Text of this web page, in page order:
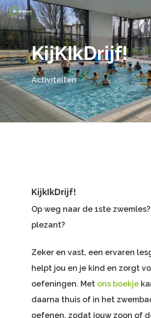
Skip
to
main
contentKijKIkDrijf!
Activiteiten
KijkIkDrijf!
Op weg naar de 1ste
plezant?
Zeker en vast, een ervaren
helpt jou en je kind en zorgt
oefeningen. Met ons boekje
daarna thuis of in het
oefenen, zodat jouw zoon of